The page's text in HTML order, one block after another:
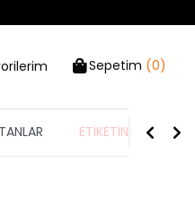
Sepetim (0)
ETİKETİN YARISI